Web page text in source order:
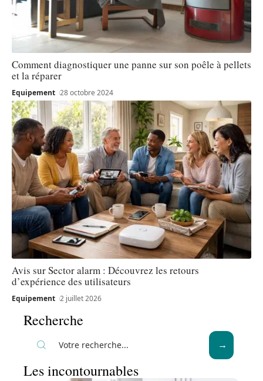
Comment diagnostiquer une panne sur son poêle à pellets
et la réparer
Equipement 28 octobre 2024
Avis sur Sector alarm : Découvrez les retours
d’expérience des utilisateurs
Equipement 2 juillet 2026
Recherche
Les incontournables